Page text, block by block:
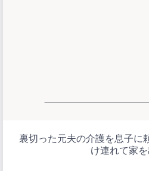
裏切った元夫の介護を息子に
け連れて家